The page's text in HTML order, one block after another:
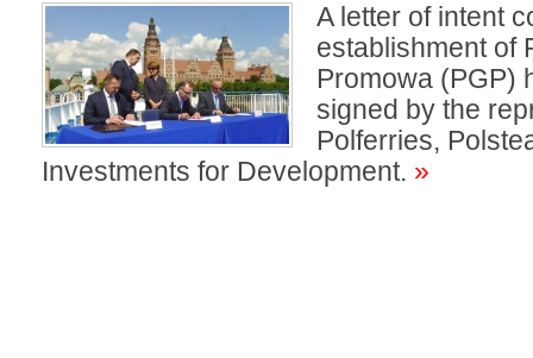
A letter of intent
establishment of
Promowa (PGP)
signed by the
Polferries,
Investments for Development. »